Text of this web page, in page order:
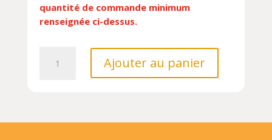
quantité de commande minimum
renseignée ci-dessus.
FORMES///SASSI/
Ajouter au panier